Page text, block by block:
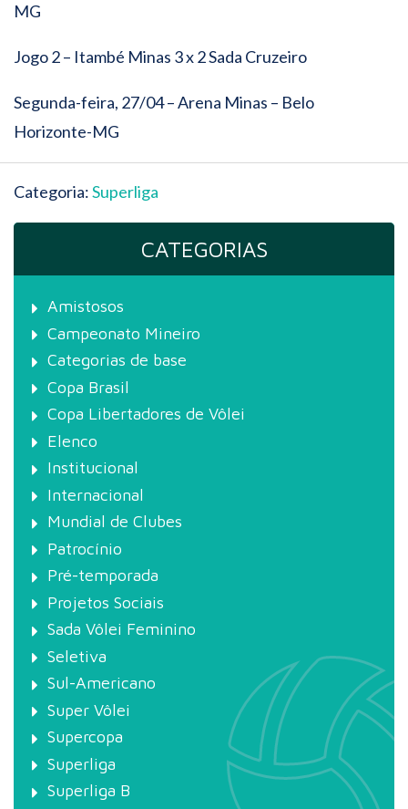
MG
Jogo 2 – Itambé Minas 3 x 2 Sada Cruzeiro
Segunda-feira, 27/04 – Arena Minas – Belo
Horizonte-MG
Categoria:Superliga
CATEGORIAS
Amistosos
Campeonato Mineiro
Categorias de base
Copa Brasil
Copa Libertadores de Vôlei
Elenco
Institucional
Internacional
Mundial de Clubes
Patrocínio
Pré-temporada
Projetos Sociais
Sada Vôlei Feminino
Seletiva
Sul-Americano
Super Vôlei
Supercopa
Superliga
Superliga B